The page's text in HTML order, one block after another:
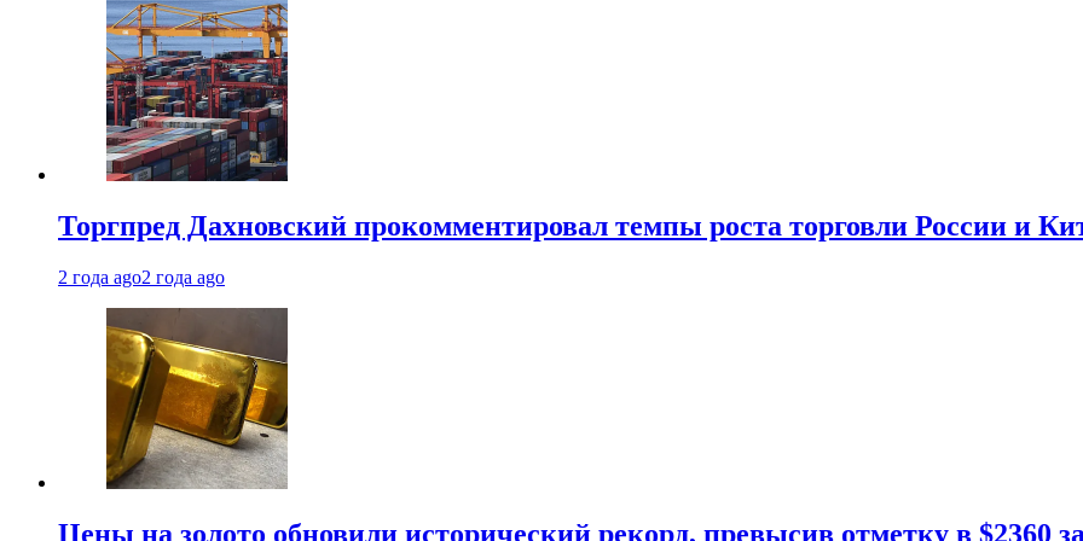
Торгпред Дахновский прокомментировал темпы роста торговли России и
2 года ago2 года ago
Цены на золото обновили исторический рекорд, превысив отметку в $2360